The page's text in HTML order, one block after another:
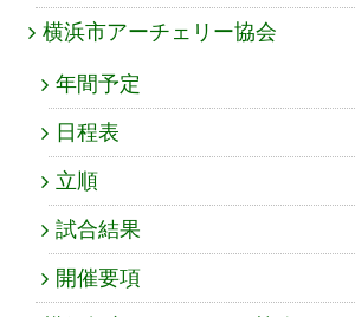
横浜市アーチェリー協会
年間予定
日程表
立順
試合結果
開催要項